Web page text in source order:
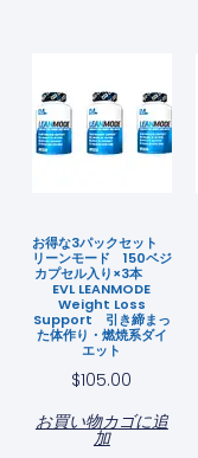
お得な3パックセット
リーンモード 150ベジ
カプセル入り×3本
EVL LEANMODE
Weight Loss
Support 引き締まっ
た体作り・燃焼系ダイ
エット
$105.00
お買い物カゴに追
加